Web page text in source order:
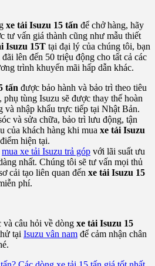
xe tải Isuzu 15 tấn để chở hàng, hãy
tư vấn giá thành cũng như mẫu thiết
Isuzu 15T tại đại lý của chúng tôi, bạn
lên đến 50 triệu động cho tất cả các
trình khuyến mãi hấp dẫn khác.
tấn được bảo hành và bảo trì theo tiêu
phụ tùng Isuzu sẽ được thay thế hoàn
và nhập khẩu trực tiếp tại Nhật Bản.
và sửa chữa, bảo trì lưu động, tận
của khách hàng khi mua xe tải Isuzu
hiện tại.
mua xe tải Isuzu trả góp với lãi suất ưu
nhất. Chúng tôi sẽ tư vấn mọi thủ
cải tạo liên quan đến xe tải Isuzu 15
phí.
và câu hỏi về dòng xe tải Isuzu 15
tại Isuzu vân nam để cảm nhận chân